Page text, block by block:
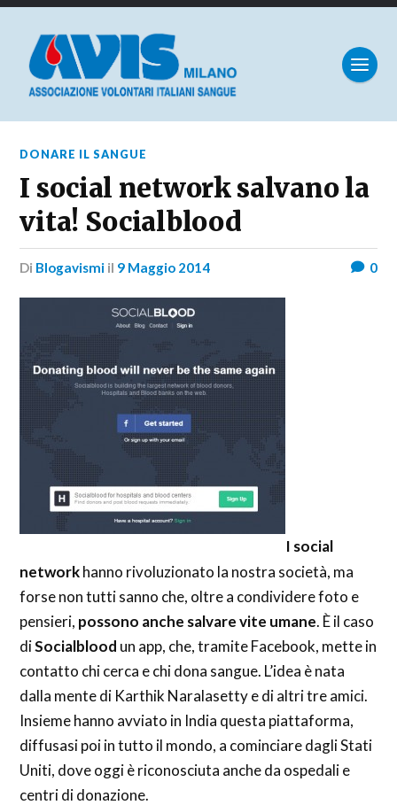
DONARE IL SANGUE
I social network salvano la
vita! Socialblood
di Blogavismi il 9 Maggio 2014 0
I social
networkhanno rivoluzionato la nostra società, ma
forse non tutti sanno che, oltre a condividere foto e
pensieri, possono anche salvare vite umane. È il caso
diSocialblood un app, che, tramite Facebook, mette in
contatto chi cerca e chi dona sangue. L’idea è nata
dalla mente di Karthik Naralasetty e di altri tre amici.
Insieme hanno avviato in India questa piattaforma,
diffusasi poi in tutto il mondo, a cominciare dagli Stati
Uniti, dove oggi è riconosciuta anche da ospedali e
centri di donazione.